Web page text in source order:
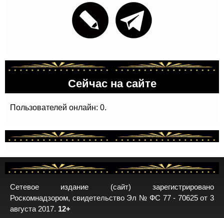
Сейчас на сайте
Пользователей онлайн: 0.
Сетевое издание (сайт) зарегистрировано
Роскомнадзором, свидетельство Эл № ФС 77 - 70625 от 3
августа 2017. 12+